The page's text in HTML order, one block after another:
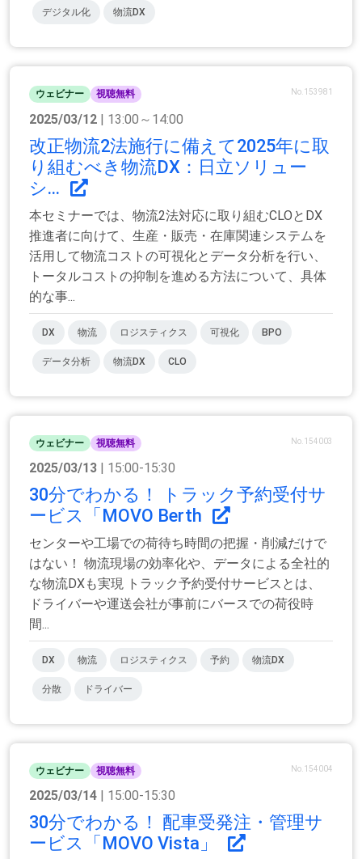
デジタル化 物流DX
ウェビナー 視聴無料 No.153981
2025/03/12 | 13:00～14:00
改正物流2法施行に備えて2025年に取
り組むべき物流DX：日立ソリュー
シ...
本セミナーでは、物流2法対応に取り組むCLOとDX
推進者に向けて、生産・販売・在庫関連システムを
活用して物流コストの可視化とデータ分析を行い、
トータルコストの抑制を進める方法について、具体
的な事...
DX 物流 ロジスティクス 可視化 BPO
データ分析 物流DX CLO
ウェビナー 視聴無料 No.154003
2025/03/13 | 15:00-15:30
30分でわかる！ トラック予約受付サ
ービス「MOVO Berth
センターや工場での荷待ち時間の把握・削減だけで
はない！ 物流現場の効率化や、データによる全社的
な物流DXも実現 トラック予約受付サービスとは、
ドライバーや運送会社が事前にバースでの荷役時
間...
DX 物流 ロジスティクス 予約 物流DX
分散 ドライバー
ウェビナー 視聴無料 No.154004
2025/03/14 | 15:00-15:30
30分でわかる！ 配車受発注・管理サ
ービス「MOVO Vista」